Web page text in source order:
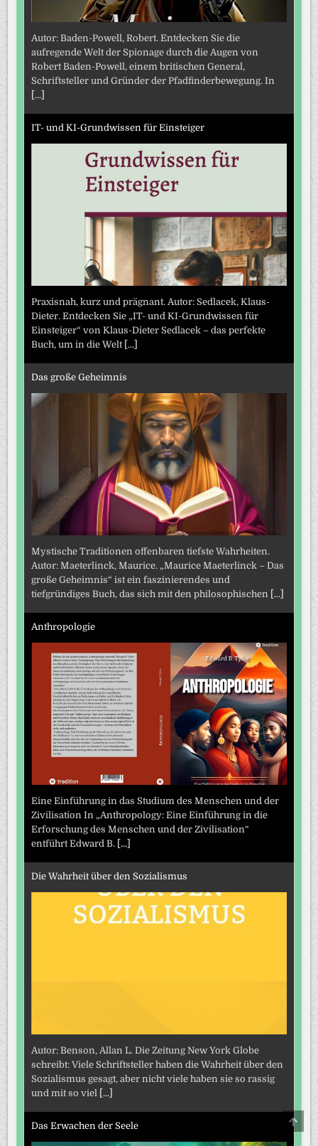
Autor: Baden-Powell, Robert. Entdecken Sie die
aufregende Welt der Spionage durch die Augen von
Robert Baden-Powell, einem britischen General,
Schriftsteller und Gründer der Pfadfinderbewegung. In
[...]
IT- und KI-Grundwissen für Einsteiger
Praxisnah, kurz und prägnant. Autor: Sedlacek, Klaus-
Dieter. Entdecken Sie „IT- und KI-Grundwissen für
Einsteiger“ von Klaus-Dieter Sedlacek – das perfekte
Buch, um in die Welt [...]
Das große Geheimnis
Mystische Traditionen offenbaren tiefste Wahrheiten.
Autor: Maeterlinck, Maurice. „Maurice Maeterlinck – Das
große Geheimnis“ ist ein faszinierendes und
tiefgründiges Buch, das sich mit den philosophischen
[...]
Anthropologie
Eine Einführung in das Studium des Menschen und der
Zivilisation In „Anthropology: Eine Einführung in die
Erforschung des Menschen und der Zivilisation“
entführt Edward B.
[...]
Die Wahrheit über den Sozialismus
Autor: Benson, Allan L. Die Zeitung New York Globe
schreibt: Viele Schriftsteller haben die Wahrheit über den
Sozialismus gesagt, aber nicht viele haben sie so rassig
und mit so viel
[...]
Das Erwachen der Seele TO
TOP